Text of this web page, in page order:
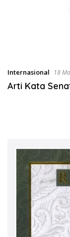
Internasional 18
Arti Kata